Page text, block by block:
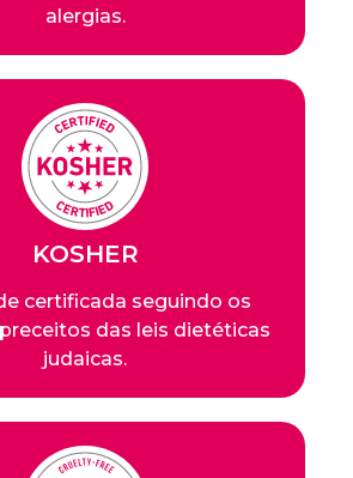
alergias.
KOSHER
certificada seguindo os
das leis dietéticas
judaicas.